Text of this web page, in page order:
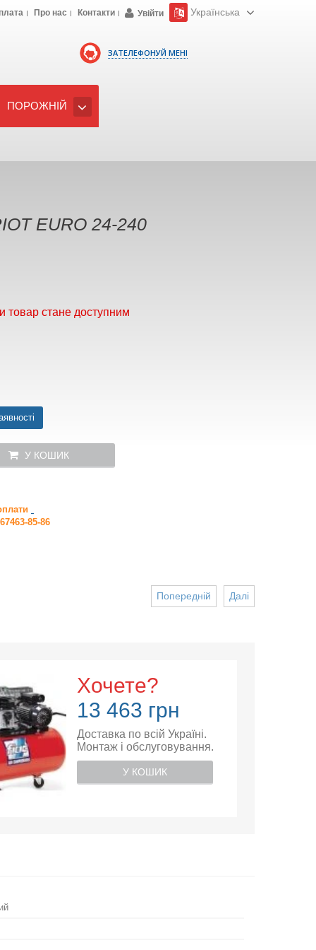
ЗАТЕЛЕФОНУЙ МЕНІ
Про нас Контакти Увійти Українська
ПОРОЖНІЙ
EURO 24-240
товар стане доступним
У КОШИК
85-86
Далі
Попередній
Хочете?
13 463 грн
Доставка по всій Україні.
Монтаж і обслуговування.
У КОШИК